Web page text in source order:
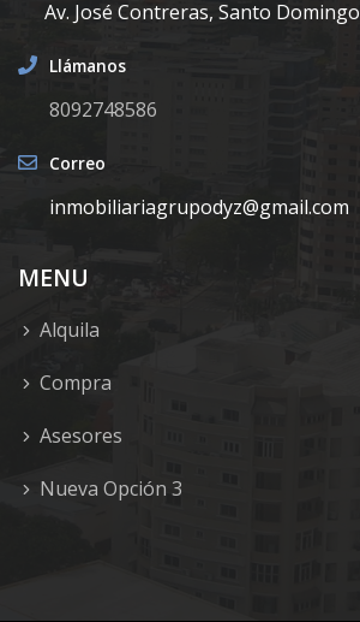
Av. José Contreras, Santo Domingo
Llámanos
8092748586
Correo
inmobiliariagrupodyz@gmail.com
MENU
Alquila
Compra
Asesores
Nueva Opción 3